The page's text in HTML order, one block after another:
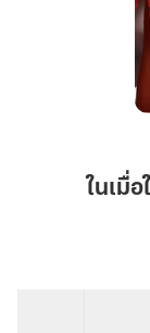
ใ
ในเมื่